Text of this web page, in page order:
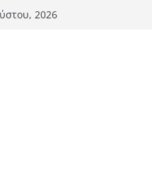
2026